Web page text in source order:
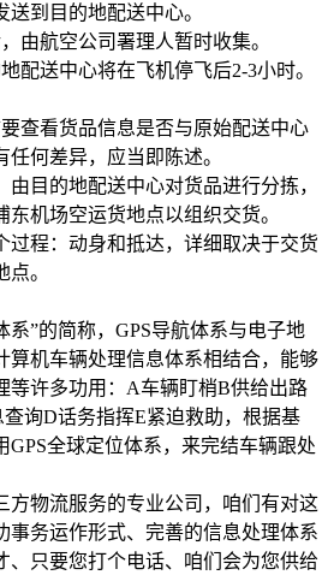
到目的地配送中心。
由航空公司署理人暂时收集。
配送中心将在飞机停飞后2-3小时。
要查看货品信息是否与原始配送中心
何差异，应当即陈述。
由目的地配送中心对货品进行分拣，
机场空运货地点以组织交货。
过程：动身和抵达，详细取决于交货
。
”的简称，GPS导航体系与电子地
算机车辆处理信息体系相结合，能够
等许多功用：A车辆盯梢B供给出路
询D话务指挥E紧迫救助，根据基
GPS全球定位体系，来完结车辆跟处
方物流服务的专业公司，咱们有对这
事务运作形式、完善的信息处理体系
、只要您打个电话、咱们会为您供给